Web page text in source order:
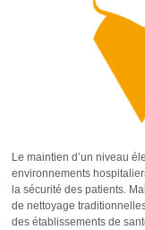
Le maintien d’un niveau
environnements
la sécurité des patients.
de nettoyage
des établissements de